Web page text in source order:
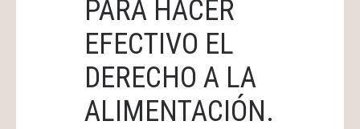
PARA HACER
EFECTIVO EL
DERECHO A LA
ALIMENTACIÓN.